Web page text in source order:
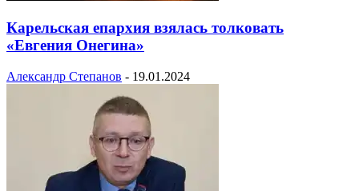
Карельская епархия взялась толковать
«Евгения Онегина»
Александр Степанов - 19.01.2024